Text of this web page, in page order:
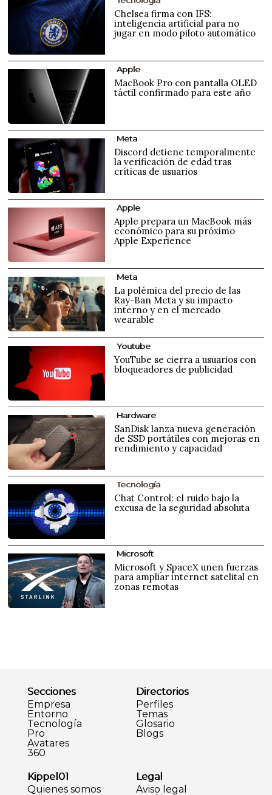
Chelsea firma con IFS:
inteligencia artificial para no
jugar en modo piloto automático
Apple
MacBook Pro con pantalla OLED
táctil confirmado para este año
Meta
Discord detiene temporalmente
la verificación de edad tras
críticas de usuarios
Apple
Apple prepara un MacBook más
económico para su próximo
Apple Experience
Meta
La polémica del precio de las
Ray-Ban Meta y su impacto
interno y en el mercado
wearable
Youtube
YouTube se cierra a usuarios con
bloqueadores de publicidad
Hardware
SanDisk lanza nueva generación
de SSD portátiles con mejoras en
rendimiento y capacidad
Tecnología
Chat Control: el ruido bajo la
excusa de la seguridad absoluta
Microsoft
Microsoft y SpaceX unen fuerzas
para ampliar internet satelital en
zonas remotas
Secciones
Empresa
Entorno
Tecnología
Pro
Avatares
360
Directorios
Perfiles
Temas
Glosario
Blogs
Kippel01
Quienes somos
Legal
Aviso legal